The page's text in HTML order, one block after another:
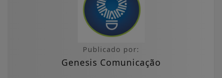
Publicado por:
Genesis Comunicação